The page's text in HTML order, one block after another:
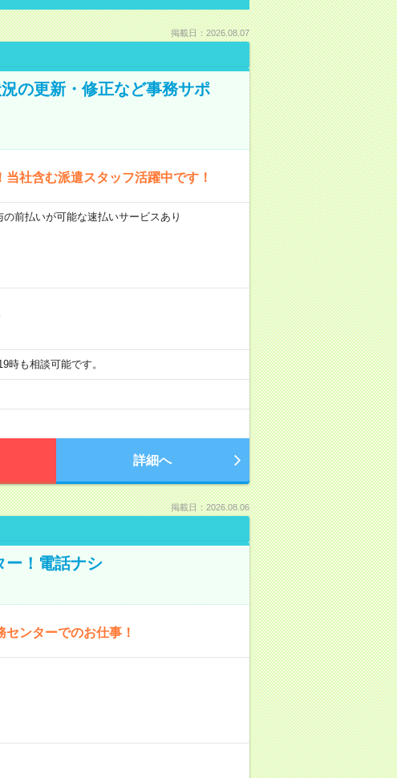
掲載日：2026.08.07
の更新・修正など事務サポ
社含む派遣スタッフ活躍中です！
前払いが可能な速払いサービスあり
も相談可能です。
詳細へ
掲載日：2026.08.06
ー！電話ナシ
ンターでのお仕事！